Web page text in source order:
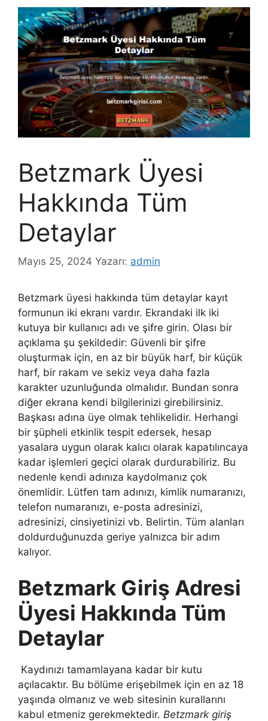
Betzmark Üyesi
Hakkında Tüm
Detaylar
Mayıs 25, 2024 Yazarı: admin
Betzmark üyesi hakkında tüm detaylar kayıt
formunun iki ekranı vardır. Ekrandaki ilk iki
kutuya bir kullanıcı adı ve şifre girin. Olası bir
açıklama şu şekildedir: Güvenli bir şifre
oluşturmak için, en az bir büyük harf, bir küçük
harf, bir rakam ve sekiz veya daha fazla
karakter uzunluğunda olmalıdır. Bundan sonra
diğer ekrana kendi bilgilerinizi girebilirsiniz.
Başkası adına üye olmak tehlikelidir. Herhangi
bir şüpheli etkinlik tespit edersek, hesap
yasalara uygun olarak kalıcı olarak kapatılıncaya
kadar işlemleri geçici olarak durdurabiliriz. Bu
nedenle kendi adınıza kaydolmanız çok
önemlidir. Lütfen tam adınızı, kimlik numaranızı,
telefon numaranızı, e-posta adresinizi,
adresinizi, cinsiyetinizi vb. Belirtin. Tüm alanları
doldurduğunuzda geriye yalnızca bir adım
kalıyor.
Betzmark Giriş Adresi
Üyesi Hakkında Tüm
Detaylar
Kaydınızı tamamlayana kadar bir kutu
açılacaktır. Bu bölüme erişebilmek için en az 18
yaşında olmanız ve web sitesinin kurallarını
kabul etmeniz gerekmektedir. Betzmark giriş